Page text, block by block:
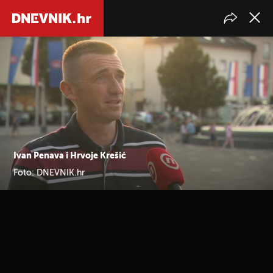
Ivan Penava i Hrvoje Krešić
Foto: DNEVNIK.hr